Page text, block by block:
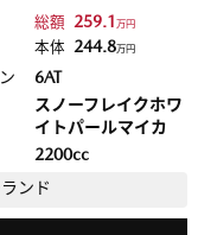
総額 259.1万円
本体 244.8万円
6AT
スノーフレイクホワ
イトパールマイカ
2200cc
ンド